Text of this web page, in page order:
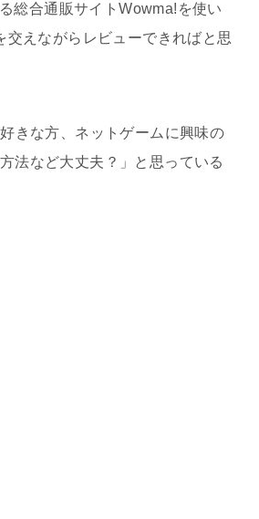
総合通販サイトWowma!を使い
えながらレビューできればと思
きな方、ネットゲームに興味の
法など大丈夫？」と思っている